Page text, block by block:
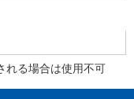
れる場合は使用不可